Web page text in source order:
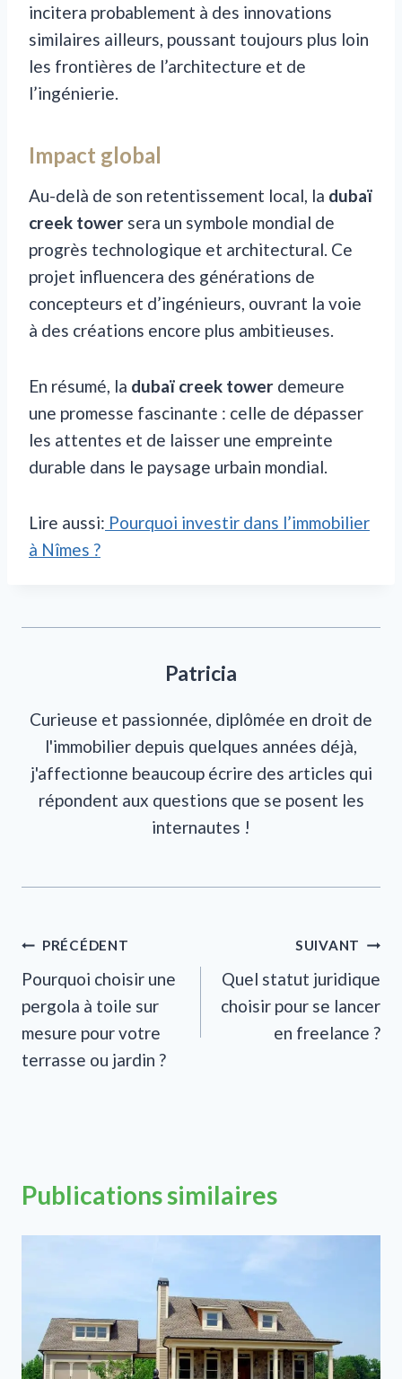
incitera probablement à des innovations
similaires ailleurs, poussant toujours plus loin
les frontières de l’architecture et de
l’ingénierie.
Impact global
Au-delà de son retentissement local, la dubaï
creek tower sera un symbole mondial de
progrès technologique et architectural. Ce
projet influencera des générations de
concepteurs et d’ingénieurs, ouvrant la voie
à des créations encore plus ambitieuses.
En résumé, la dubaï creek tower demeure
une promesse fascinante : celle de dépasser
les attentes et de laisser une empreinte
durable dans le paysage urbain mondial.
Lire aussi: Pourquoi investir dans l’immobilier
à Nîmes ?
Patricia
Curieuse et passionnée, diplômée en droit de
l'immobilier depuis quelques années déjà,
j'affectionne beaucoup écrire des articles qui
répondent aux questions que se posent les
internautes !
Navigation
de
l’article
PRÉCÉDENT
Pourquoi choisir une
pergola à toile sur
mesure pour votre
terrasse ou jardin ?
SUIVANT
Quel statut juridique
choisir pour se lancer
en freelance ?
Publications similaires